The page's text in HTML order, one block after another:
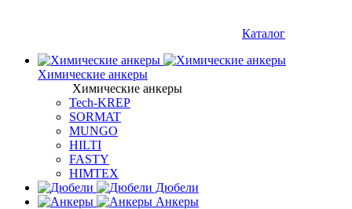
Каталог
Химические анкеры
Химические анкеры
Tech-KREP
SORMAT
MUNGO
HILTI
FASTY
HIMTEX
Дюбели
Анкеры